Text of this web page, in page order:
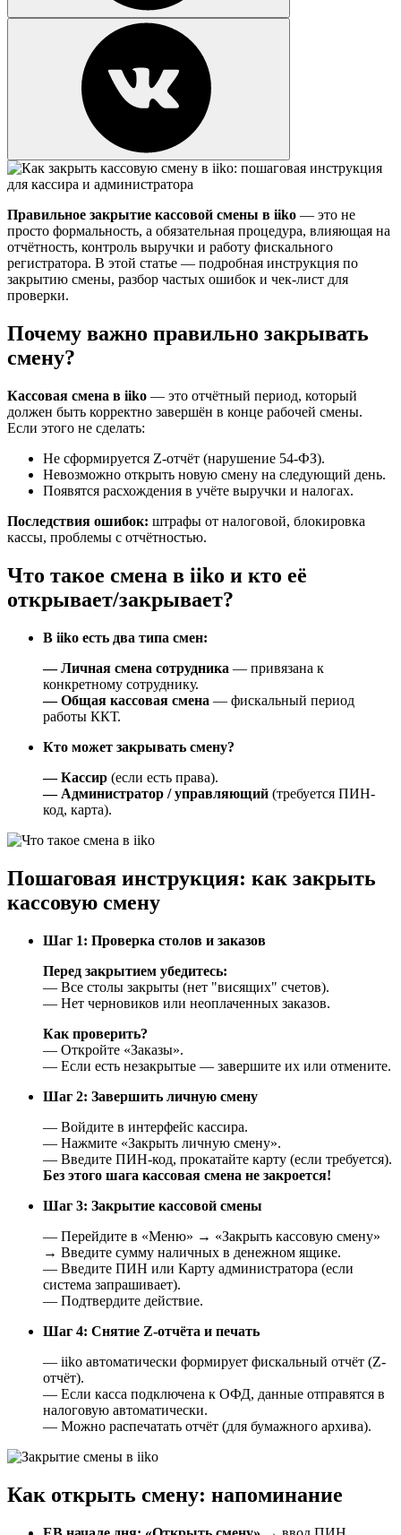
Правильное закрытие кассовой смены в iiko — это не
просто формальность, а обязательная процедура, влияющая на
отчётность, контроль выручки и работу фискального
регистратора. В этой статье — подробная инструкция по
закрытию смены, разбор частых ошибок и чек-лист для
проверки.
Почему важно правильно закрывать
смену?
Кассовая смена в iiko — это отчётный период, который
должен быть корректно завершён в конце рабочей смены.
Если этого не сделать:
Не сформируется Z-отчёт (нарушение 54-ФЗ).
Невозможно открыть новую смену на следующий день.
Появятся расхождения в учёте выручки и налогах.
Последствия ошибок: штрафы от налоговой, блокировка
кассы, проблемы с отчётностью.
Что такое смена в iiko и кто её
открывает/закрывает?
В iiko есть два типа смен:
— Личная смена сотрудника — привязана к
конкретному сотруднику.
— Общая кассовая смена — фискальный период
работы ККТ.
Кто может закрывать смену?
— Кассир (если есть права).
— Администратор / управляющий (требуется ПИН-
код, карта).
Пошаговая инструкция: как закрыть
кассовую смену
Шаг 1: Проверка столов и заказов
Перед закрытием убедитесь:
— Все столы закрыты (нет "висящих" счетов).
— Нет черновиков или неоплаченных заказов.
Как проверить?
— Откройте «Заказы».
— Если есть незакрытые — завершите их или отмените.
Шаг 2: Завершить личную смену
— Войдите в интерфейс кассира.
— Нажмите «Закрыть личную смену».
— Введите ПИН-код, прокатайте карту (если требуется).
Без этого шага кассовая смена не закроется!
Шаг 3: Закрытие кассовой смены
— Перейдите в «Меню» → «Закрыть кассовую смену»
→ Введите сумму наличных в денежном ящике.
— Введите ПИН или Карту администратора (если
система запрашивает).
— Подтвердите действие.
Шаг 4: Снятие Z-отчёта и печать
— iiko автоматически формирует фискальный отчёт (Z-
отчёт).
— Если касса подключена к ОФД, данные отправятся в
налоговую автоматически.
— Можно распечатать отчёт (для бумажного архива).
Как открыть смену: напоминание